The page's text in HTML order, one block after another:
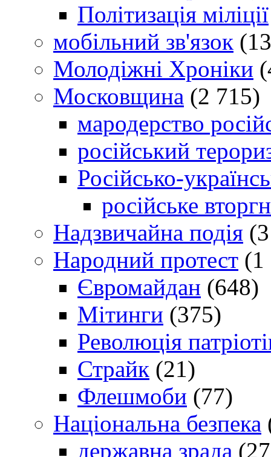
Політизація міліції
мобільний зв'язок
Молодіжні Хроніки
Московщина (2 715)
мародерство
російський
Російсько-
російське
Надзвичайна подія
Народний протест (1
Євромайдан (648)
Мітинги (375)
Революція
Страйк (21)
Флешмоби (77)
Національна безпека
державна зрада